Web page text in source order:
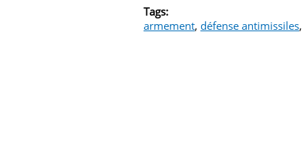
Tags:
armement, défense antimissiles,